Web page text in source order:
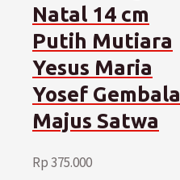
Natal 14 cm
Putih Mutiara
Yesus Maria
Yosef Gembala
Majus Satwa
Rp375.000